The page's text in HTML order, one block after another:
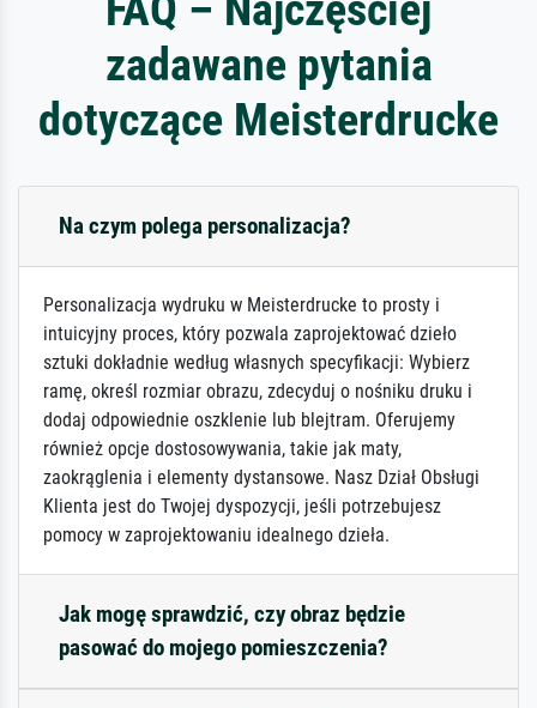
zadawane pytania
dotyczące Meisterdrucke
Na czym polega personalizacja?
Personalizacja wydruku w Meisterdrucke to prosty i
intuicyjny proces, który pozwala zaprojektować dzieło
sztuki dokładnie według własnych specyfikacji: Wybierz
ramę, określ rozmiar obrazu, zdecyduj o nośniku druku i
dodaj odpowiednie oszklenie lub blejtram. Oferujemy
również opcje dostosowywania, takie jak maty,
zaokrąglenia i elementy dystansowe. Nasz Dział Obsługi
Klienta jest do Twojej dyspozycji, jeśli potrzebujesz
pomocy w zaprojektowaniu idealnego dzieła.
Jak mogę sprawdzić, czy obraz będzie
pasować do mojego pomieszczenia?